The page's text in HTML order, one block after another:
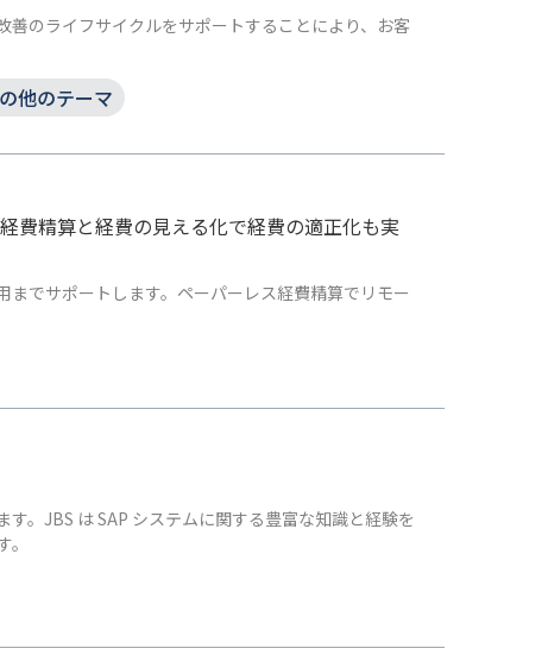
のライフサイクルをサポートすることにより、お客
他のテーマ
費精算と経費の見える化で経費の適正化も実
でサポートします。ペーパーレス経費精算でリモー
。JBS は SAP システムに関する豊富な知識と経験を